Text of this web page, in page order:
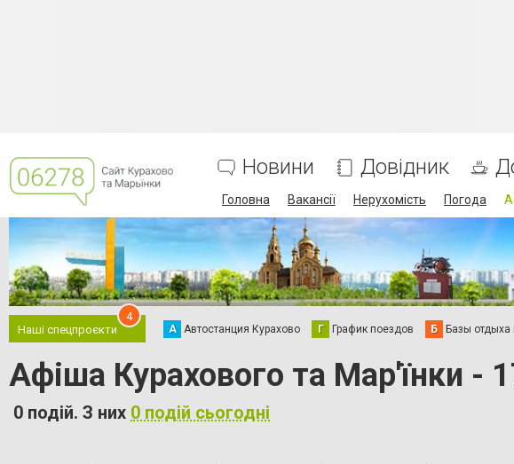
Новини Довідник
Головна Вакансії Нерухомість Погода
Наші спецпроєкти
4
А Автостанция Курахово Г График поездов Б Базы отдыха
Афіша Курахового та Мар'їнки -
0 подій. З них 0 подій сьогодні